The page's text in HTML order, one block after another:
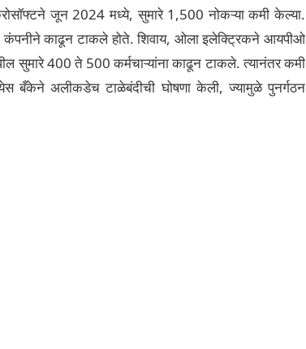
जून 2024 मध्ये, सुमारे 1,500 नोकऱ्या कमी केल्या.
कंपनीने काढून टाकले होते. शिवाय, ओला इलेक्ट्रिकने आयपीओ
सुमारे 400 ते 500 कर्मचाऱ्यांना काढून टाकले. त्यानंतर कमी
बँकेने अलीकडेच टाळेबंदीची घोषणा केली, ज्यामुळे पुनर्गठन